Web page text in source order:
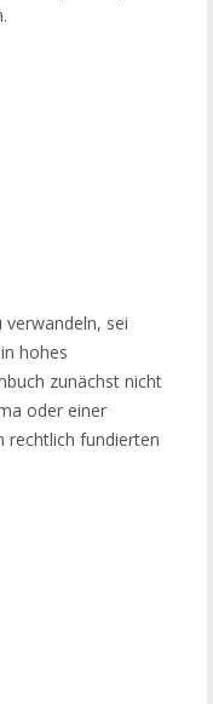
sei
hohes
zunächst nicht
oder einer
rechtlich fundierten